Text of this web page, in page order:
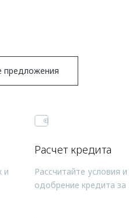
предложения
и
Расчет кредита
Рассчитайте условия
одобрение кредита